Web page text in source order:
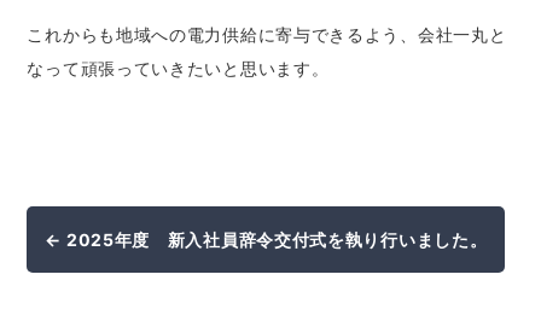
これからも地域への電力供給に寄与できるよう、会社一丸と
なって頑張っていきたいと思います。
← 2025年度 新入社員辞令交付式を執り行いました。